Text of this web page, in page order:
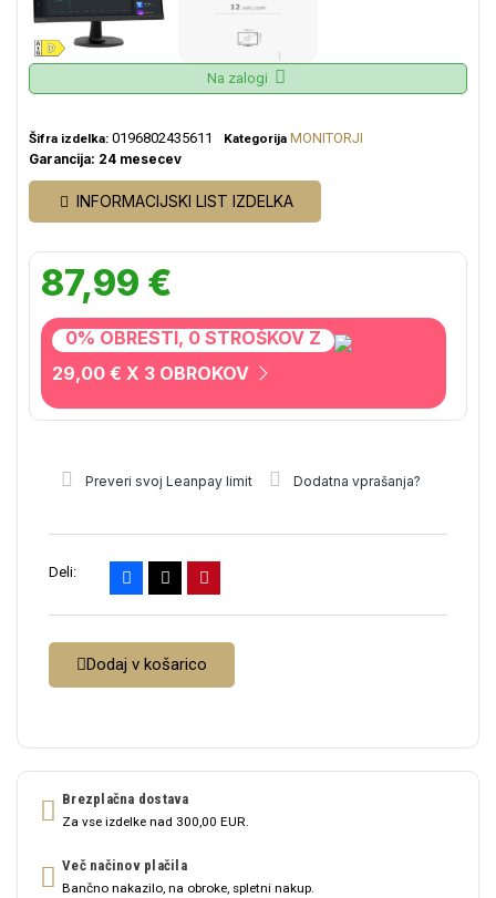
Na zalogi
Šifra izdelka: 0196802435611 Kategorija MONITORJI
Garancija: 24 mesecev
INFORMACIJSKI LIST IZDELKA
87,99 €
0% OBRESTI, 0 STROŠKOV Z
29,00 € X 3 OBROKOV
Preveri svoj Leanpay limit Dodatna vprašanja?
Deli:
Dodaj v košarico
Brezplačna dostava
Za vse izdelke nad 300,00 EUR.
Več načinov plačila
Bančno nakazilo, na obroke, spletni nakup.